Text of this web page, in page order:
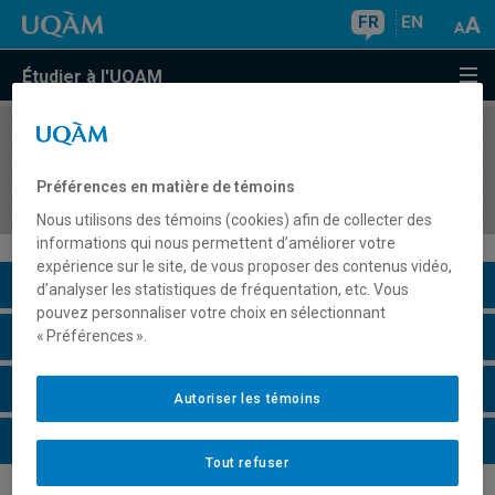
FR EN
Étudier à l'UQAM
COURS//
l'adolescence
Description du cours
Horaire - Été 2026
Horaire - Automne 2026
Horaire - Hiver 2027
Préférences en matière de témoins
Nous utilisons des témoins (cookies) afin de collecter des
informations qui nous permettent d’améliorer votre
expérience sur le site, de vous proposer des contenus vidéo,
d’analyser les statistiques de fréquentation, etc. Vous
pouvez personnaliser votre choix en sélectionnant
« Préférences ».
Tout refuser
Autoriser les témoins